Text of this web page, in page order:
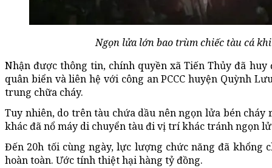
Ngọn lửa lớn bao trùm chiếc tàu cá
Nhận được thông tin, chính quyền xã Tiến Thủy đã
quân biển và liên hệ với công an PCCC huyện Quỳnh
trung chữa cháy.
Tuy nhiên, do trên tàu chứa dầu nên ngọn lửa bén
khác đã nổ máy di chuyển tàu đi vị trí khác tránh ngọn
Đến 20h tối cùng ngày, lực lượng chức năng đã khổng
hoàn toàn. Ước tính thiệt hại hàng tỷ đồng.